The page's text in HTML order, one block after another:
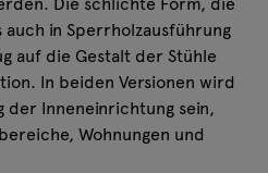
in Sperrholzausführung
auf die Gestalt der Stühle
In beiden Versionen wird
der Inneneinrichtung sein,
Wohnungen und